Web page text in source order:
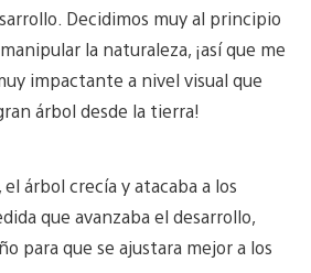
Decidimos muy al principio
la naturaleza, ¡así que me
impactante a nivel visual que
árbol desde la tierra!
árbol crecía y atacaba a los
que avanzaba el desarrollo,
para que se ajustara mejor a los